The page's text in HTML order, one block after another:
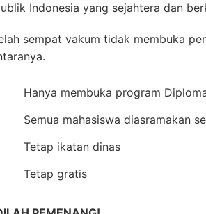
Indonesia yang sejahtera dan
sempat vakum tidak membuka
Hanya membuka program
Semua mahasiswa diasramakan
Tetap ikatan dinas
Tetap gratis